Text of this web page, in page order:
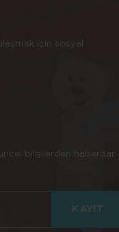
için sosyal
bilgilerden haberdar